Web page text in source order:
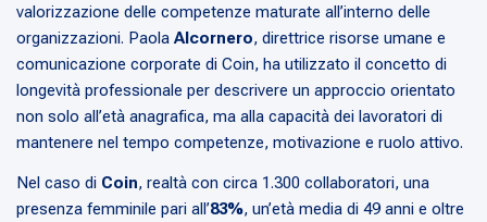
valorizzazione delle competenze maturate all’interno delle
organizzazioni. Paola Alcornero, direttrice risorse umane e
comunicazione corporate di Coin, ha utilizzato il concetto di
longevità professionale per descrivere un approccio orientato
non solo all’età anagrafica, ma alla capacità dei lavoratori di
mantenere nel tempo competenze, motivazione e ruolo attivo.
Nel caso di Coin, realtà con circa 1.300 collaboratori, una
presenza femminile pari all’83%, un’età media di 49 anni e oltre